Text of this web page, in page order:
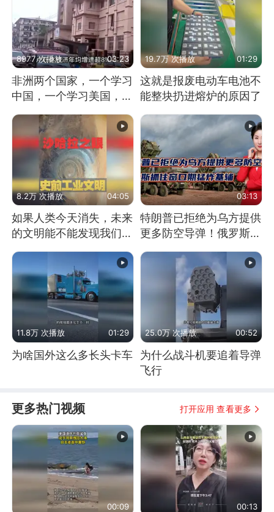
8977 次播放 03:23
非洲两个国家，一个学习
中国，一个学习美国，结
果怎么样了？
19.7万 次播放 01:29
这就是报废电动车电池不
能整块扔进熔炉的原因了
8.2万 次播放 04:05
如果人类今天消失，未来
的文明能不能发现我们存
03:13
特朗普已拒绝为乌方提供
更多防空导弹！俄罗斯抓
11.8万 次播放 01:29
为啥国外这么多长头卡车
25.0万 次播放 00:52
为什么战斗机要追着导弹
飞行
更多热门视频 打开应用 查看更多
00:09 00:13